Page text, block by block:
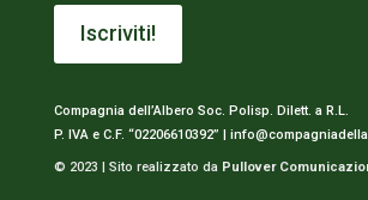
Iscriviti!
Compagnia dell’Albero Soc. Polisp. Dilett. a R.L.
P. IVA e C.F. “02206610392” |
© 2023 | Sito realizzato da Pullover